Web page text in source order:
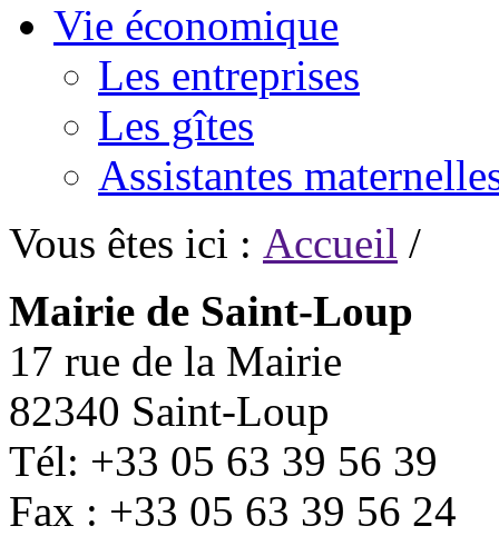
Vie économique
Les entreprises
Les gîtes
Assistantes
Vous êtes ici : Accueil /
Mairie de Saint-Loup
17 rue de la Mairie
82340 Saint-Loup
Tél: +33 05 63 39 56 39
Fax : +33 05 63 39 56 24